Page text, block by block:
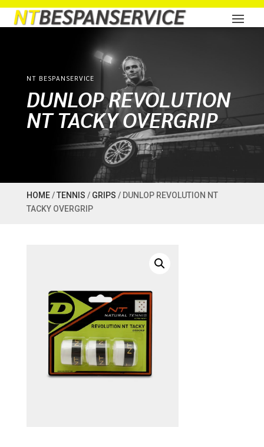
NT BESPANSERVICE
DUNLOP REVOLUTION
NT TACKY OVERGRIP
HOME/TENNIS / GRIPS / DUNLOP REVOLUTION NT
TACKY OVERGRIP